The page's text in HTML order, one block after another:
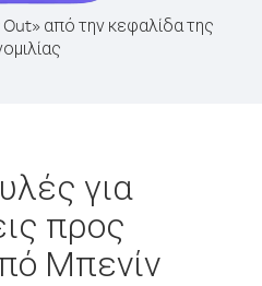
από την κεφαλίδα της
για
προς
Μπενίν